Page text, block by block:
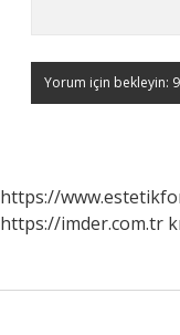
https://
https://imder.com.tr